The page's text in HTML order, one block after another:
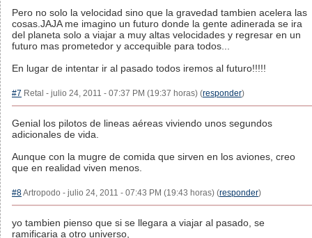
Pero no solo la velocidad sino que la gravedad tambien acelera las
cosas.JAJA me imagino un futuro donde la gente adinerada se ira
del planeta solo a viajar a muy altas velocidades y regresar en un
futuro mas prometedor y accequible para todos...
En lugar de intentar ir al pasado todos iremos al futuro!!!!!
#7 Retal - julio 24, 2011 - 07:37 PM (19:37 horas) (responder)
Genial los pilotos de lineas aéreas viviendo unos segundos
adicionales de vida.
Aunque con la mugre de comida que sirven en los aviones, creo
que en realidad viven menos.
#8Artropodo - julio 24, 2011 - 07:43 PM (19:43 horas) (responder)
yo tambien pienso que si se llegara a viajar al pasado, se
ramificaria a otro universo,